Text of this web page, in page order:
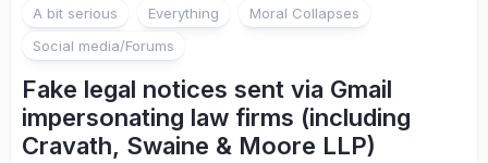
A bit serious Everything
Moral Collapses
Social media/Forums
Fake legal notices sent via Gmail
impersonating law firms (including
Cravath, Swaine & Moore LLP)